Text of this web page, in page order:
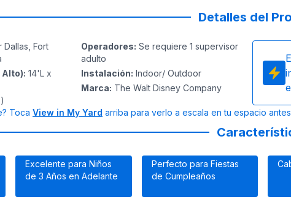
Detalles del
Dallas, Fort
Alto): 14'L x
Operadores: Se requiere 1 supervisor
adulto
Instalación: Indoor/ Outdoor
Marca: The Walt Disney Company
Toca View in My Yard arriba para verlo a escala en tu espacio
Excelente para Niños
de 3 Años en Adelante
Perfecto para Fiestas
de Cumpleaños